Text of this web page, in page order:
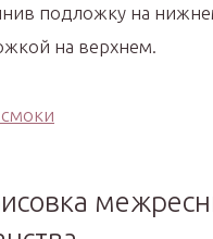
подложку на
на верхнем.